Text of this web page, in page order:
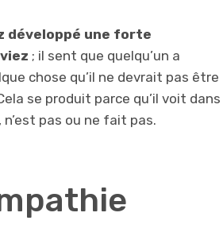
développé une forte
; il sent que quelqu’un a
chose qu’il ne devrait pas être
se produit parce qu’il voit dans
n’est pas ou ne fait pas.